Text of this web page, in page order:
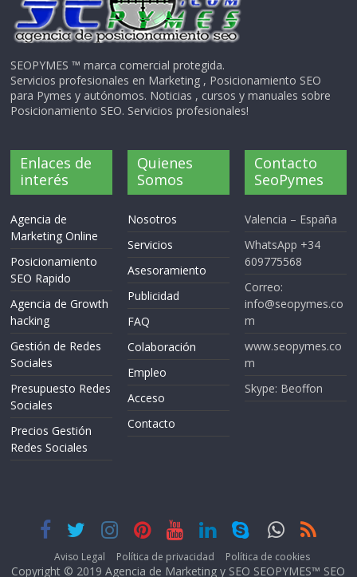
SEOPYMES ™ marca comercial protegida.
Servicios profesionales en Marketing , Posicionamiento SEO
para Pymes y autónomos. Noticias , cursos y manuales sobre
Posicionamiento SEO. Servicios profesionales!
Enlaces de
interés
Agencia de
Marketing Online
Posicionamiento
SEO Rapido
Agencia de Growth
hacking
Gestión de Redes
Sociales
Presupuesto Redes
Sociales
Precios Gestión
Redes Sociales
Quienes
Somos
Nosotros
Servicios
Asesoramiento
Publicidad
FAQ
Colaboración
Empleo
Acceso
Contacto
Contacto
SeoPymes
Valencia – España
WhatsApp +34
609775568
Correo:
info@seopymes.co
m
www.seopymes.co
m
Skype: Beoffon
Aviso Legal Política de privacidad Política de cookies
Copyright © 2019 Agencia de Marketing y SEO SEOPYMES™ SEO